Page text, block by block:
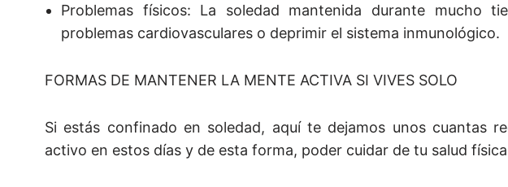
Problemas físicos: La soledad mantenida durante mucho
problemas cardiovasculares o deprimir el sistema inmunológico.
FORMAS DE MANTENER LA MENTE ACTIVA SI VIVES SOLO
Si estás confinado en soledad, aquí te dejamos unos cuantas
activo en estos días y de esta forma, poder cuidar de tu salud